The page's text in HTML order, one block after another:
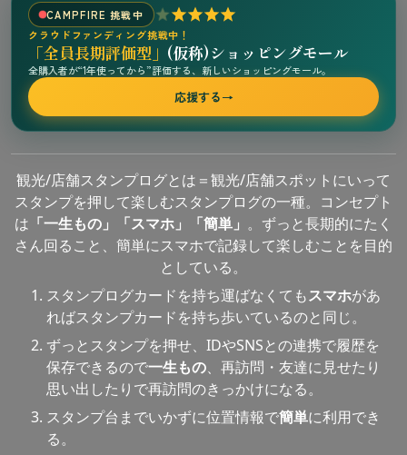
CAMPFIRE 挑戦中
クラウドファンディング挑戦中！
「全員長期評価型」 (仮称)ショッピングモール
全購入者が“1年使ってから”評価する、新しいショッピングモール。
応援する→
観光/店舗スタンプログとは＝観光/店舗スポットにいって
スタンプを押して楽しむスタンプログの一種。コンセプト
は 「一生もの」「スマホ」「簡単」 。ずっと長期的にたく
さん回ること、簡単にスマホで記録して楽しむことを目的
としている。
スタンプログカードを持ち運ばなくてもスマホがあ
ればスタンプカードを持ち歩いているのと同じ。
ずっとスタンプを押せ、IDやSNSとの連携で履歴を
保存できるので一生もの、再訪問・友達に見せたり
思い出したりで再訪問のきっかけになる。
スタンプ台までいかずに位置情報で簡単に利用でき
る。